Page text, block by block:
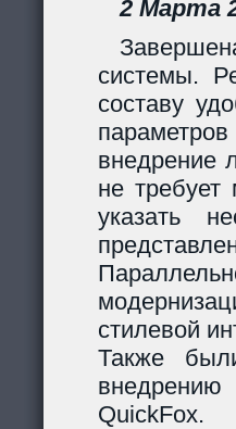
2 Марта
системы.
составу
внедрение
не требует
указать
стилевой
Также
QuickFox.